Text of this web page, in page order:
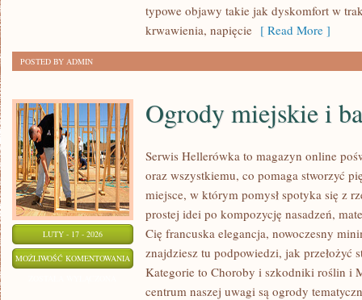
typowe objawy takie jak dyskomfort w
krwawienia, napięcie [ Read More ]
POSTED BY ADMIN
LUTY - 17 - 2026
MOŻLIWOŚĆ KOMENTOWANIA OGRODY
MIEJSKIE
Ogrody miejskie i
Serwis Hellerówka to magazyn online
oraz wszystkiemu, co pomaga stworzyć
miejsce, w którym pomysł spotyka się z
prostej idei po kompozycję nasadzeń,
Cię francuska elegancja, nowoczesny
znajdziesz tu podpowiedzi, jak przełożyć
Kategorie to Choroby i szkodniki roślin i
centrum naszej uwagi są ogrody